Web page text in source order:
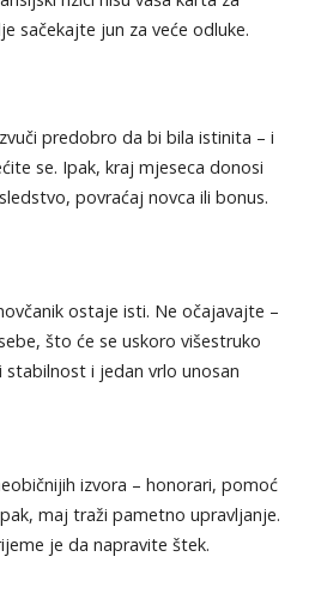
sačekajte jun za veće odluke.
predobro da bi bila istinita – i
se. Ipak, kraj mjeseca donosi
povraćaj novca ili bonus.
ostaje isti. Ne očajavajte –
što će se uskoro višestruko
i jedan vrlo unosan
izvora – honorari, pomoć
maj traži pametno upravljanje.
je da napravite štek.